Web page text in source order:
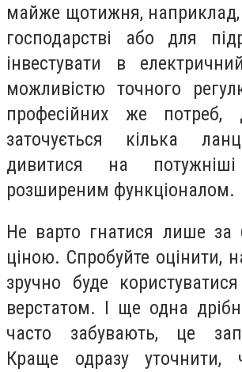
майже щотижня, наприклад,
господарстві або для
інвестувати в
можливістю точного
професійних же
заточується кілька
дивитися на
розширеним функціоналом.
Не варто гнатися лише за
ціною. Спробуйте оцінити,
зручно буде
верстатом. І ще одна
часто забувають, це
Краще одразу уточнити,